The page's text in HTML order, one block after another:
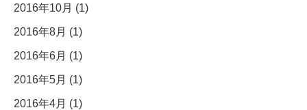
2016年10月 (1)
2016年8月 (1)
2016年6月 (1)
2016年5月 (1)
2016年4月 (1)